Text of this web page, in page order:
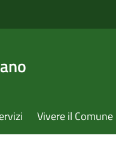
Vivere il Comune